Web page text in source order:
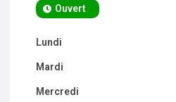
Ouvert
Lundi
Mardi
Mercredi